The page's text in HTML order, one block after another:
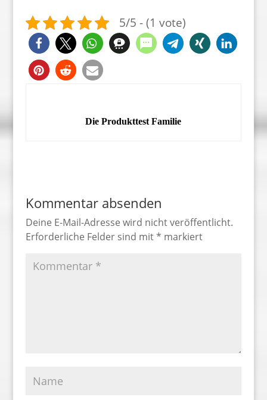
5/5 - (1 vote)
Die Produkttest Familie
Kommentar absenden
Deine E-Mail-Adresse wird nicht veröffentlicht.
Erforderliche Felder sind mit* markiert